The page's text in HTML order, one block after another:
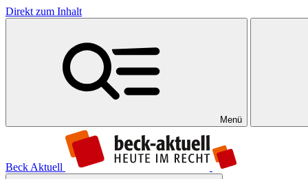
Direkt zum Inhalt
Menü
Beck Aktuell